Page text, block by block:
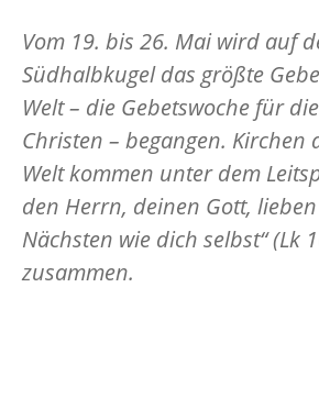
Vom 19. bis 26. Mai wird auf
Südhalbkugel das größte
Welt – die Gebetswoche für
Christen – begangen. Kirchen
Welt kommen unter dem
den Herrn, deinen Gott,
Nächsten wie dich selbst“ (Lk
zusammen.